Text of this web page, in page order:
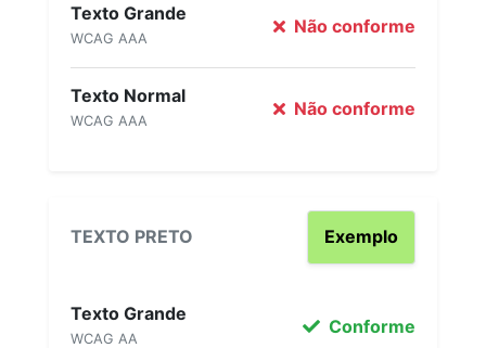
Texto Grande
WCAG AAA
Não conforme
Texto Normal
WCAG AAA
Não conforme
TEXTO PRETO Exemplo
Texto Grande
WCAG AA
Conforme